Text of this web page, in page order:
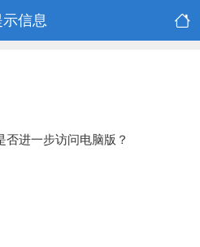
示信息
进一步访问电脑版？